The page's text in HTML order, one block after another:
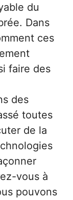
du
Dans
ces
faire des
des
toutes
de la
vous à
pouvons